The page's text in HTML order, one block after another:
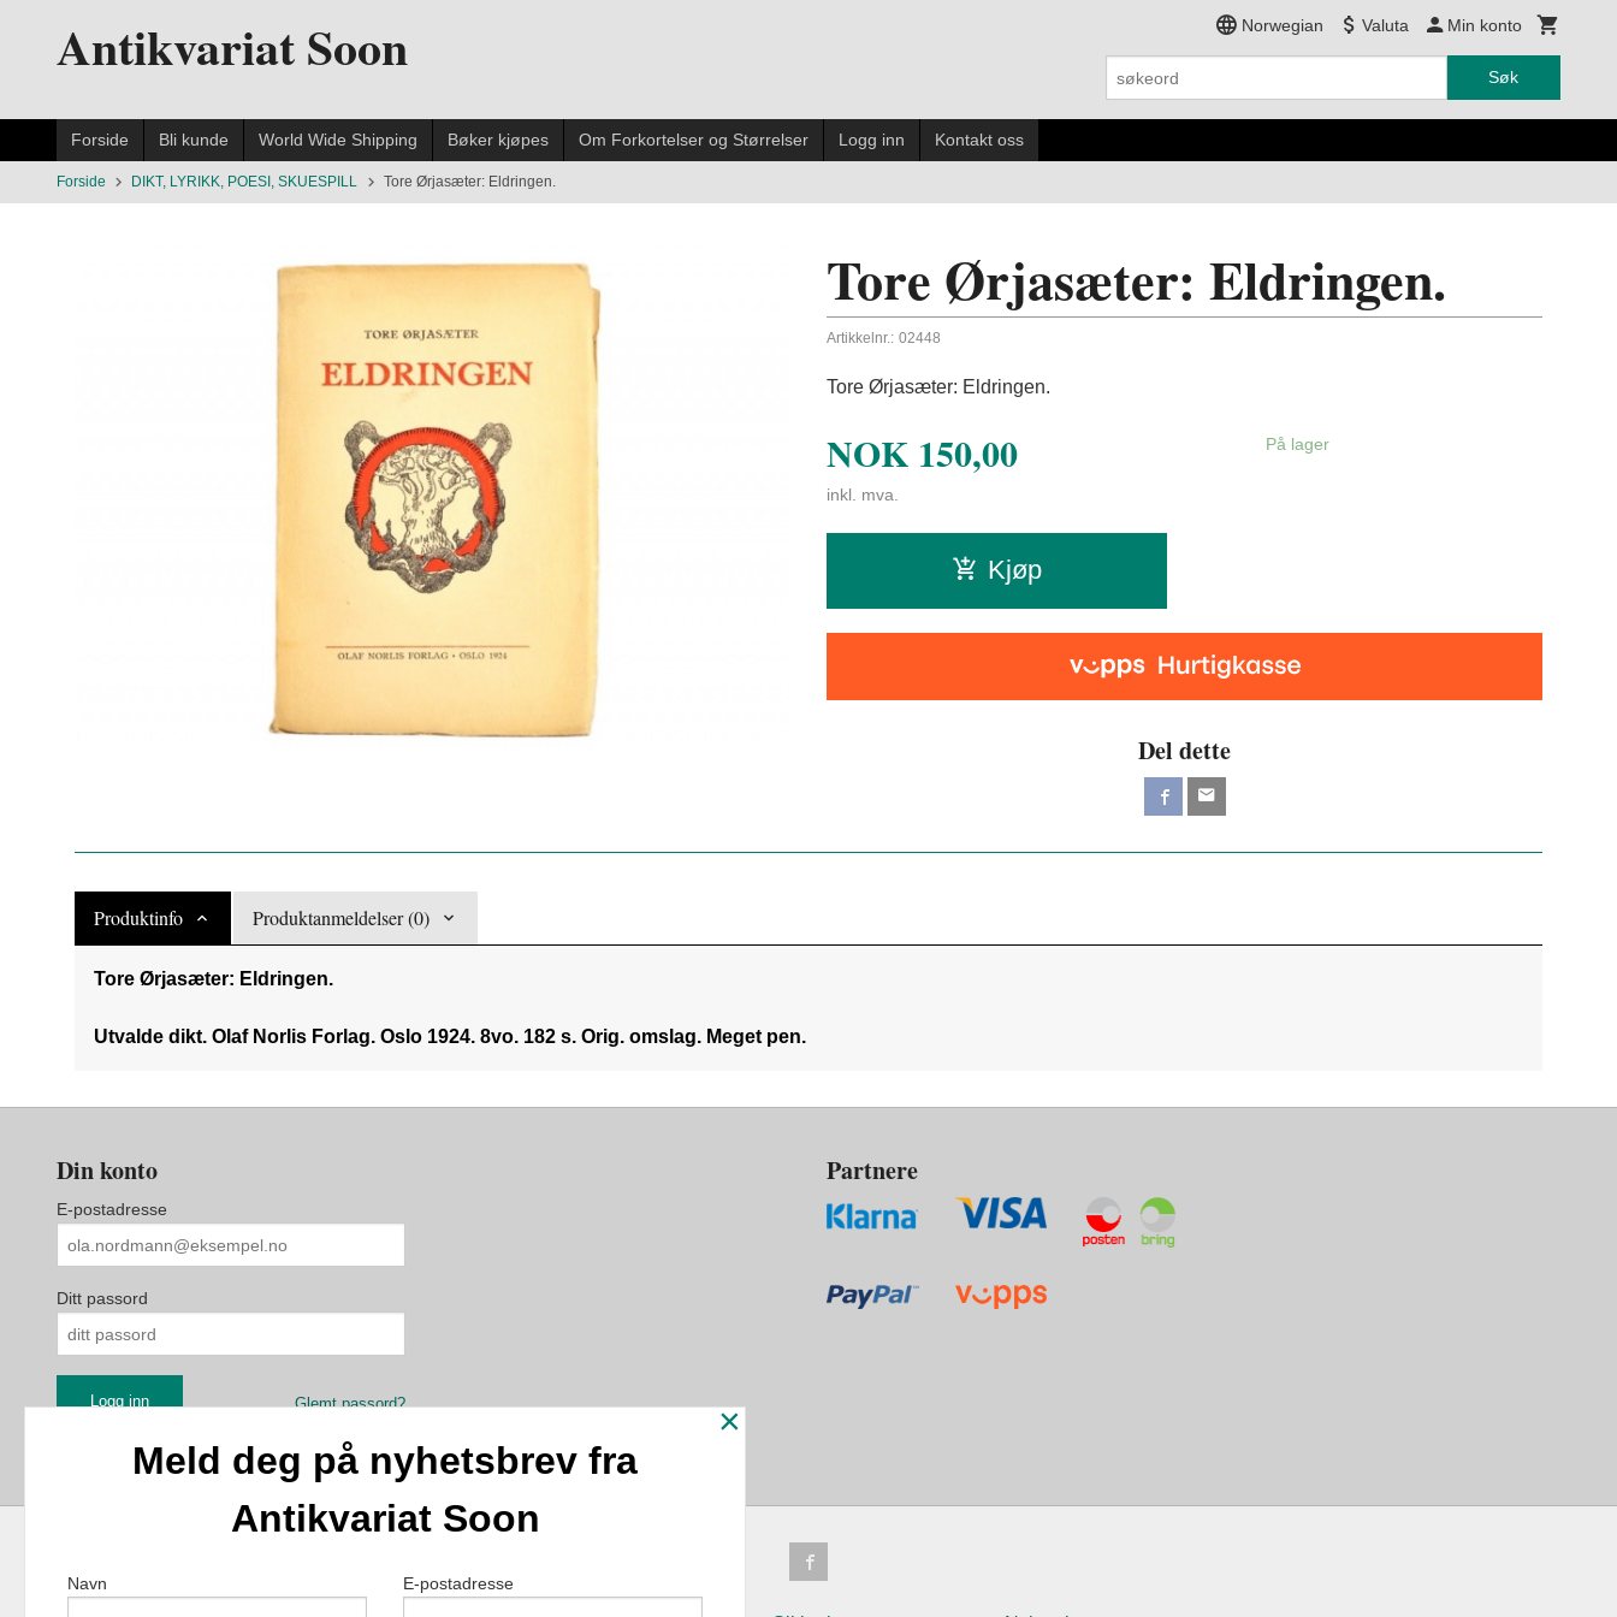
innholdetAntikvariat Soon Norwegian Valuta Min konto
Søk
Forside Bli kunde World Wide Shipping Bøker kjøpes Om Forkortelser og Størrelser Logg inn Kontakt oss
Forside DIKT, LYRIKK, POESI, SKUESPILL Tore Ørjasæter: Eldringen.
Tore Ørjasæter: Eldringen.
Artikkelnr.: 02448
Tore Ørjasæter: Eldringen.
NOK 150,00
inkl. mva.
På lager
Kjøp
Del dette
Produktinfo Produktanmeldelser (0)
Tore Ørjasæter: Eldringen.
Utvalde dikt. Olaf Norlis Forlag. Oslo 1924. 8vo. 182 s. Orig. omslag. Meget pen.
Din konto
E-postadresse
Ditt passord
Glemt passord?
Partnere
×
Meld deg på nyhetsbrev fra
Antikvariat Soon
Navn E-postadresse